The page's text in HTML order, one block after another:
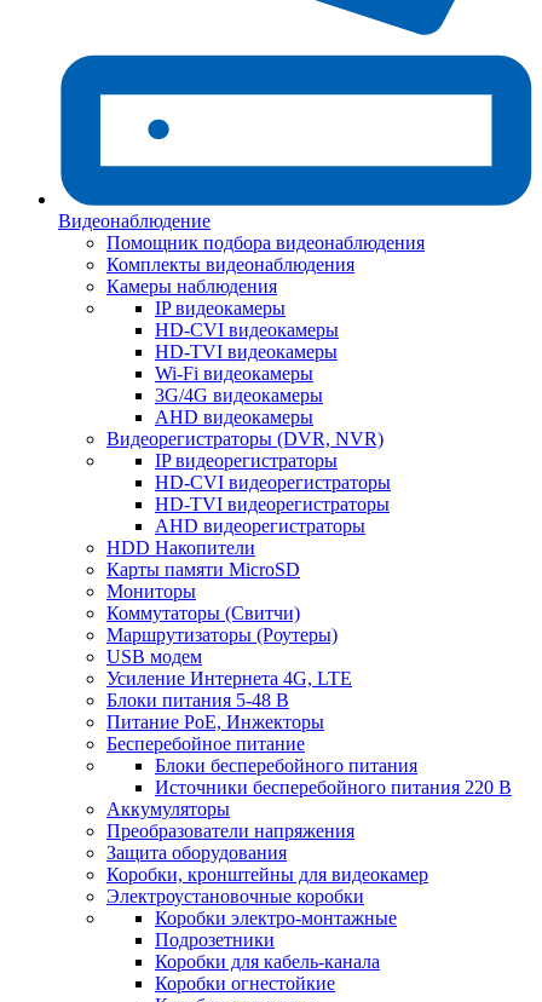
Видеонаблюдение
Помощник подбора видеонаблюдения
Комплекты видеонаблюдения
Камеры наблюдения
IP видеокамеры
HD-CVI видеокамеры
HD-TVI видеокамеры
Wi-Fi видеокамеры
3G/4G видеокамеры
AHD видеокамеры
Видеорегистраторы (DVR, NVR)
IP видеорегистраторы
HD-CVI видеорегистраторы
HD-TVI видеорегистраторы
AHD видеорегистраторы
HDD Накопители
Карты памяти MicroSD
Мониторы
Коммутаторы (Свитчи)
Маршрутизаторы (Роутеры)
USB модем
Усиление Интернета 4G, LTE
Блоки питания 5-48 В
Питание PoE, Инжекторы
Бесперебойное питание
Блоки бесперебойного питания
Источники бесперебойного питания 220 В
Аккумуляторы
Преобразователи напряжения
Защита оборудования
Коробки, кронштейны для видеокамер
Электроустановочные коробки
Коробки электро-монтажные
Подрозетники
Коробки для кабель-канала
Коробки огнестойкие